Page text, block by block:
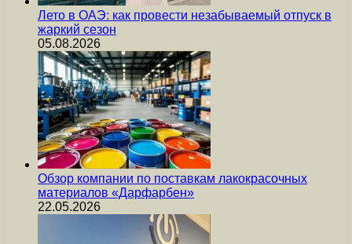
Лето в ОАЭ: как провести незабываемый отпуск в
жаркий сезон
05.08.2026
Обзор компании по поставкам лакокрасочных
материалов «Дарфарбен»
22.05.2026